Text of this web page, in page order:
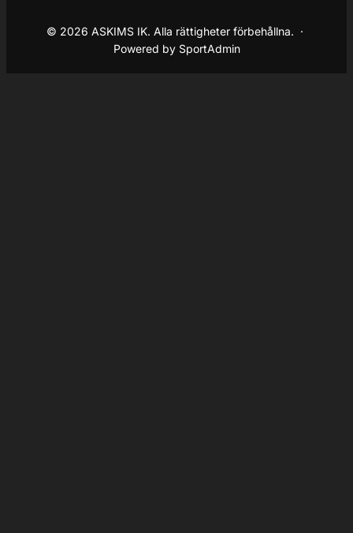
© 2026 ASKIMS IK. Alla rättigheter förbehållna. ·
Powered by SportAdmin